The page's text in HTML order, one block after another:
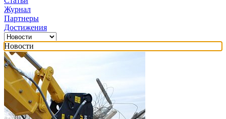
Журнал
Партнеры
Достижения
Новости